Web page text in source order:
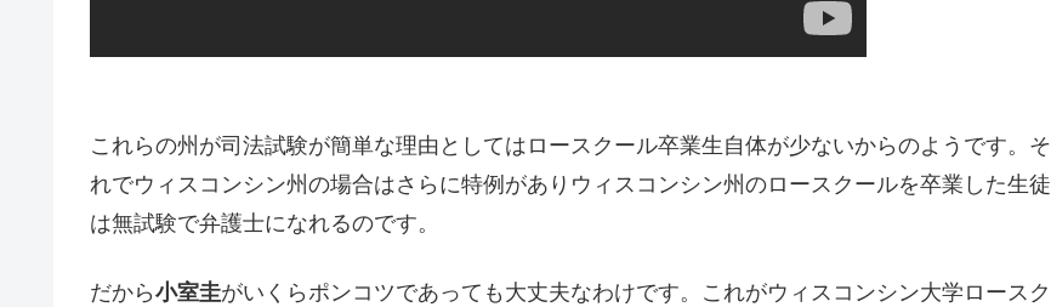
これらの州が司法試験が簡単な理由としてはロースクール卒業生自体が少ないからのようです。そ
れでウィスコンシン州の場合はさらに特例がありウィスコンシン州のロースクールを卒業した生徒
は無試験で弁護士になれるのです。
だから小室圭がいくらポンコツであっても大丈夫なわけです。これがウィスコンシン大学ロースク